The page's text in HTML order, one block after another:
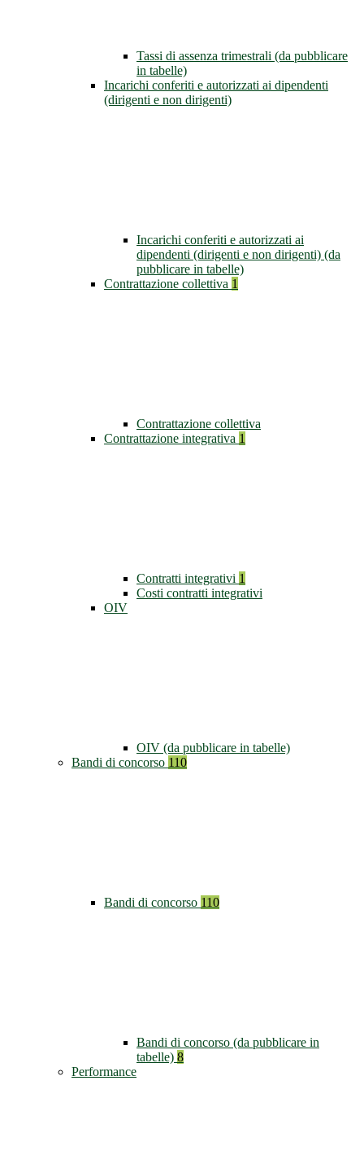
Tassi di assenza trimestrali (da pubblicare
in tabelle)
Incarichi conferiti e autorizzati ai dipendenti
(dirigenti e non dirigenti)
Incarichi conferiti e autorizzati ai
dipendenti (dirigenti e non dirigenti) (da
pubblicare in tabelle)
Contrattazione collettiva 1
Contrattazione collettiva
Contrattazione integrativa 1
Contratti integrativi 1
Costi contratti integrativi
OIV
OIV (da pubblicare in tabelle)
Bandi di concorso 110
Bandi di concorso 110
Bandi di concorso (da pubblicare in
tabelle) 8
Performance